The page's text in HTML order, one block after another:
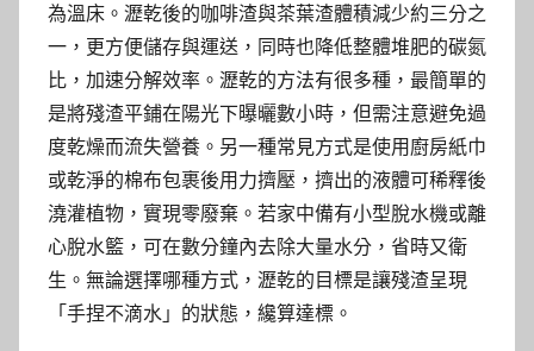
為溫床。瀝乾後的咖啡渣與茶葉渣體積減少約三分之
一，更方便儲存與運送，同時也降低整體堆肥的碳氮
比，加速分解效率。瀝乾的方法有很多種，最簡單的
是將殘渣平鋪在陽光下曝曬數小時，但需注意避免過
度乾燥而流失營養。另一種常見方式是使用廚房紙巾
或乾淨的棉布包裹後用力擠壓，擠出的液體可稀釋後
澆灌植物，實現零廢棄。若家中備有小型脫水機或離
心脫水籃，可在數分鐘內去除大量水分，省時又衛
生。無論選擇哪種方式，瀝乾的目標是讓殘渣呈現
「手捏不滴水」的狀態，纔算達標。